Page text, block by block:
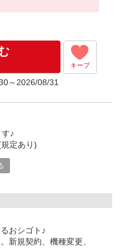
平均残業時間：10h/
゜+゜
)
+゜
キープ
～2026/08/31
♪
定あり)
ったりする
舗ばかり！
♪
おシゴト♪
新規契約、機種変更、